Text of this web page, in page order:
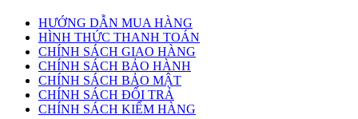
HƯỚNG DẪN MUA HÀNG
HÌNH THỨC THANH TOÁN
CHÍNH SÁCH GIAO HÀNG
CHÍNH SÁCH BẢO HÀNH
CHÍNH SÁCH BẢO MẬT
CHÍNH SÁCH ĐỔI TRẢ
CHÍNH SÁCH KIỂM HÀNG